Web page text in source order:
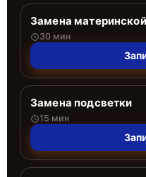
Замена
30 мин
Замена подсветки
15 мин